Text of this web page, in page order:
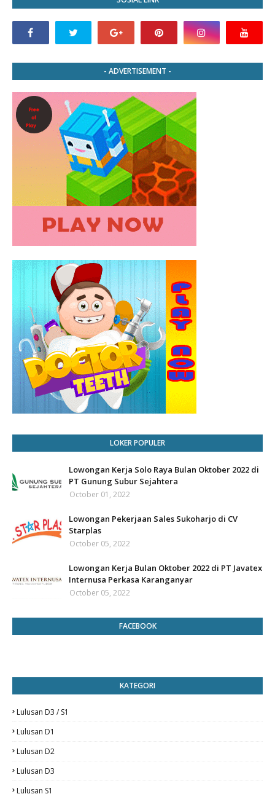
- ADVERTISEMENT -
LOKER POPULER
Lowongan Kerja Solo Raya Bulan Oktober 2022 di
PT Gunung Subur Sejahtera
October 01, 2022
Lowongan Pekerjaan Sales Sukoharjo di CV
Starplas
October 05, 2022
Lowongan Kerja Bulan Oktober 2022 di PT Javatex
Internusa Perkasa Karanganyar
October 05, 2022
FACEBOOK
KATEGORI
Lulusan D3 / S1
Lulusan D1
Lulusan D2
Lulusan D3
Lulusan S1